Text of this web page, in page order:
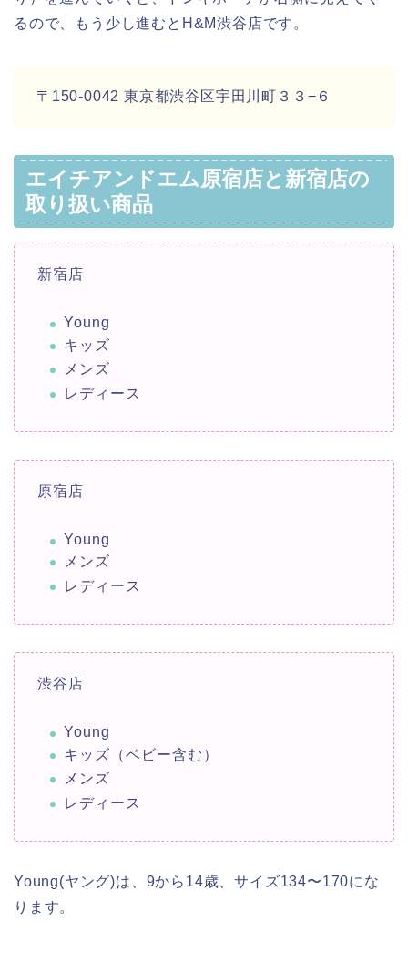
るので、もう少し進むとH&M渋谷店です。
〒150-0042 東京都渋谷区宇田川町３３−６
エイチアンドエム原宿店と新宿店の
取り扱い商品
新宿店
Young
キッズ
メンズ
レディース
原宿店
Young
メンズ
レディース
渋谷店
Young
キッズ（ベビー含む）
メンズ
レディース
Young(ヤング)は、9から14歳、サイズ134〜170にな
ります。